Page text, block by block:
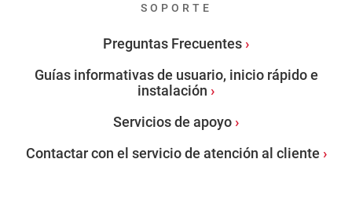
SOPORTE
Preguntas Frecuentes
Guías informativas de usuario, inicio rápido e
instalación
Servicios de apoyo
Contactar con el servicio de atención al cliente